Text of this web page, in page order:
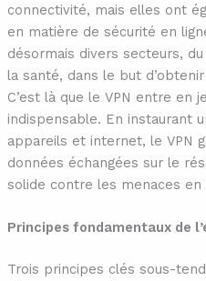
connectivité, mais elles ont
en matière de sécurité en
désormais divers secteurs,
la santé, dans le but
C’est là que le VPN entre en
indispensable. En instaurant
appareils et internet, le VPN
données échangées sur le
solide contre les menaces en
Principes fondamentaux de
Trois principes clés sous-